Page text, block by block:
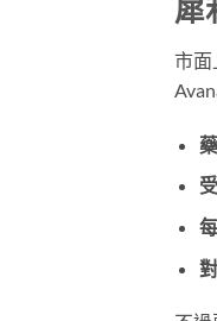
犀
市面